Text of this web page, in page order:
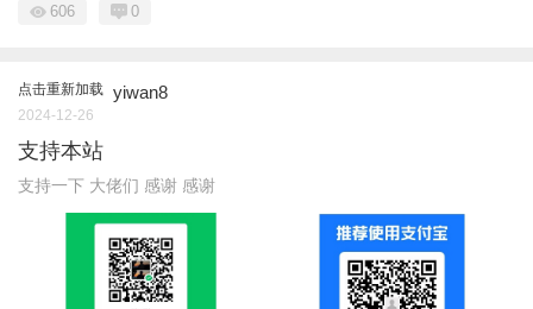
606 0
点击重新加载 yiwan8
2024-12-26
支持本站
支持一下 大佬们 感谢 感谢